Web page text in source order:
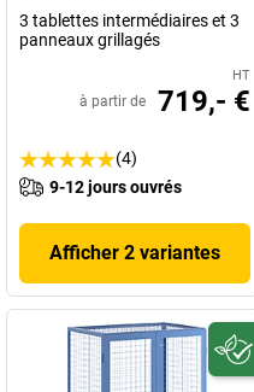
3 tablettes intermédiaires et 3
panneaux grillagés
HT
à partir de 719,- €
(4)
9-12 jours ouvrés
Afficher 2 variantes